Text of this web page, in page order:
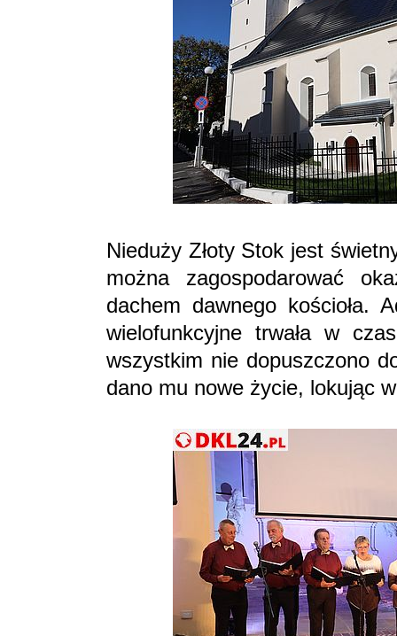
Nieduży Złoty Stok jest
można zagospodarować
dachem dawnego kościoła.
wielofunkcyjne trwała w
wszystkim nie dopuszczono
dano mu nowe życie, lokując